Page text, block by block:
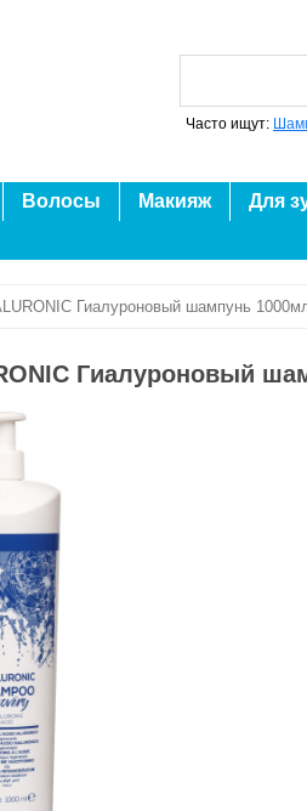
Часто ищут:
Волосы Макияж Для
Гиалуроновый шампунь
Гиалуроновый